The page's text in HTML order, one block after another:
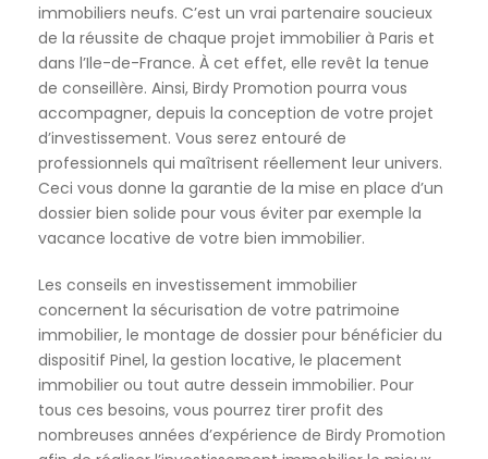
immobiliers neufs. C’est un vrai partenaire soucieux
de la réussite de chaque projet immobilier à Paris et
dans l’Ile-de-France. À cet effet, elle revêt la tenue
de conseillère. Ainsi, Birdy Promotion pourra vous
accompagner, depuis la conception de votre projet
d’investissement. Vous serez entouré de
professionnels qui maîtrisent réellement leur univers.
Ceci vous donne la garantie de la mise en place d’un
dossier bien solide pour vous éviter par exemple la
vacance locative de votre bien immobilier.
Les conseils en investissement immobilier
concernent la sécurisation de votre patrimoine
immobilier, le montage de dossier pour bénéficier du
dispositif Pinel, la gestion locative, le placement
immobilier ou tout autre dessein immobilier. Pour
tous ces besoins, vous pourrez tirer profit des
nombreuses années d’expérience de Birdy Promotion